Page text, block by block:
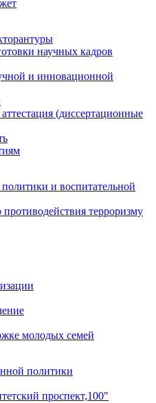
научных кадров
и инновационной
(диссертационные
и воспитательной
терроризму
молодых семей
политики
проспект,100"